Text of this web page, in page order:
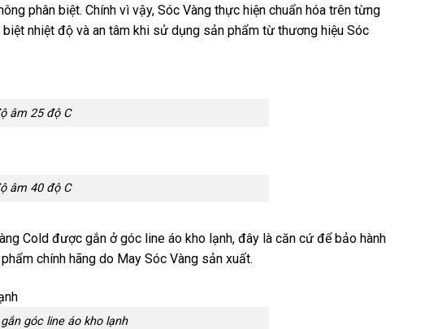
phân biệt. Chính vì vậy, Sóc Vàng thực hiện chuẩn hóa trên từng
nhiệt độ và an tâm khi sử dụng sản phẩm từ thương hiệu Sóc
âm 25 độ C
âm 40 độ C
Cold được gắn ở góc line áo kho lạnh, đây là căn cứ để bảo hành
chính hãng do May Sóc Vàng sản xuất.
góc line áo kho lạnh